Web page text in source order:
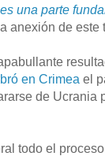
una parte
anexión de este
en Crimea el
de Ucrania
todo el